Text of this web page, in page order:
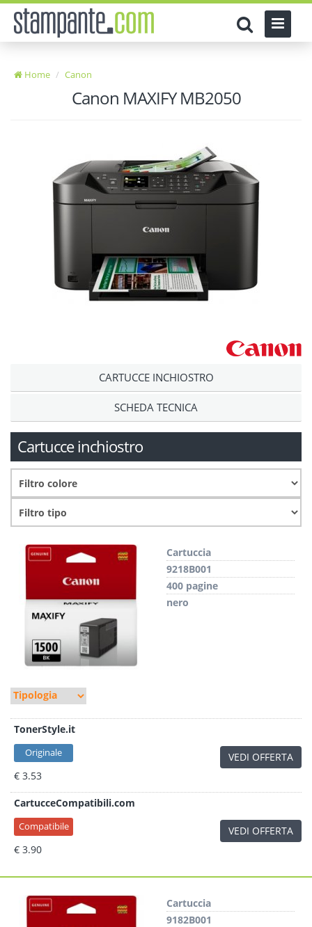
Home Canon
Canon MAXIFY MB2050
CARTUCCE INCHIOSTRO
SCHEDA TECNICA
Cartucce inchiostro
Cartuccia
9218B001
400 pagine
nero
TonerStyle.it
Originale
€ 3.53
VEDI OFFERTA
CartucceCompatibili.com
Compatibile
€ 3.90
VEDI OFFERTA
Cartuccia
9182B001